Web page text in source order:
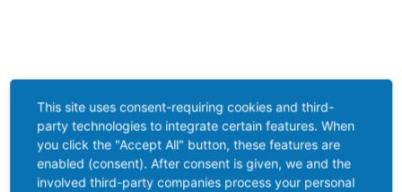
This site uses consent-requiring cookies and third-
party technologies to integrate certain features. When
you click the "Accept All" button, these features are
enabled (consent). After consent is given, we and the
involved third-party companies process your personal